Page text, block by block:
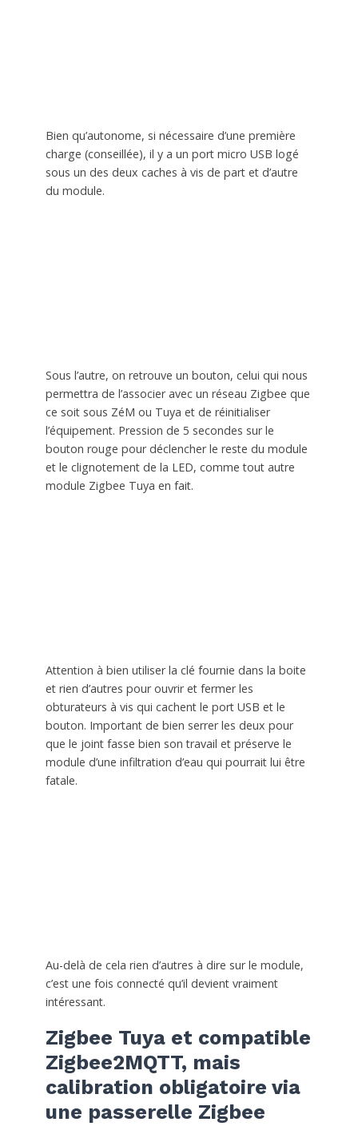
Bien qu’autonome, si nécessaire d’une première
charge (conseillée), il y a un port micro USB logé
sous un des deux caches à vis de part et d’autre
du module.
Sous l’autre, on retrouve un bouton, celui qui nous
permettra de l’associer avec un réseau Zigbee que
ce soit sous ZéM ou Tuya et de réinitialiser
l’équipement. Pression de 5 secondes sur le
bouton rouge pour déclencher le reste du module
et le clignotement de la LED, comme tout autre
module Zigbee Tuya en fait.
Attention à bien utiliser la clé fournie dans la boite
et rien d’autres pour ouvrir et fermer les
obturateurs à vis qui cachent le port USB et le
bouton. Important de bien serrer les deux pour
que le joint fasse bien son travail et préserve le
module d’une infiltration d’eau qui pourrait lui être
fatale.
Au-delà de cela rien d’autres à dire sur le module,
c’est une fois connecté qu’il devient vraiment
intéressant.
Zigbee Tuya et compatible
Zigbee2MQTT, mais
calibration obligatoire via
une passerelle Zigbee